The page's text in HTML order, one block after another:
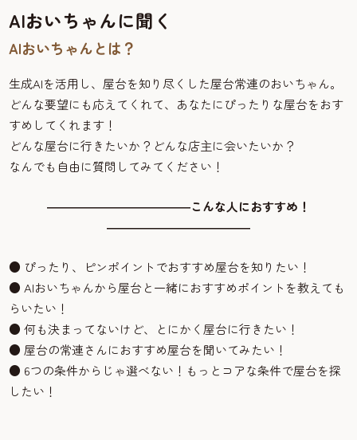
AIおいちゃんに聞く
AIおいちゃんとは？
生成AIを活用し、屋台を知り尽くした屋台常連のおいちゃん。
どんな要望にも応えてくれて、あなたにぴったりな屋台をおす
すめしてくれます！
どんな屋台に行きたいか？どんな店主に会いたいか？
なんでも自由に質問してみてください！
――――――――――――こんな人におすすめ！
――――――――――――
● ぴったり、ピンポイントでおすすめ屋台を知りたい！
● AIおいちゃんから屋台と一緒におすすめポイントを教えても
らいたい！
● 何も決まってないけど、とにかく屋台に行きたい！
● 屋台の常連さんにおすすめ屋台を聞いてみたい！
● 6つの条件からじゃ選べない！もっとコアな条件で屋台を探
したい！